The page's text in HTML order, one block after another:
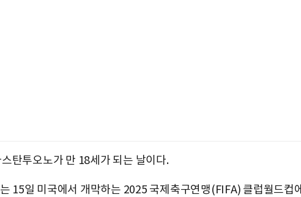
탄투오노가 만 18세가 되는 날이다.
15일 미국에서 개막하는 2025 국제축구연맹(FIFA) 클럽월드컵에